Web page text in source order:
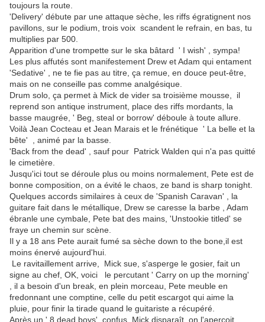
toujours la route.
'Delivery' débute par une attaque sèche, les riffs égratignent nos
pavillons, sur le podium, trois voix scandent le refrain, en bas, tu
multiplies par 500.
Apparition d'une trompette sur le ska bâtard ' I wish' , sympa!
Les plus affutés sont manifestement Drew et Adam qui entament
'Sedative' , ne te fie pas au titre, ça remue, en douce peut-être,
mais on ne conseille pas comme analgésique.
Drum solo, ça permet à Mick de vider sa troisième mousse, il
reprend son antique instrument, place des riffs mordants, la
basse maugrée, ' Beg, steal or borrow' déboule à toute allure.
Voilà Jean Cocteau et Jean Marais et le frénétique ' La belle et la
bête' , animé par la basse.
'Back from the dead' , sauf pour Patrick Walden qui n'a pas quitté
le cimetière.
Jusqu'ici tout se déroule plus ou moins normalement, Pete est de
bonne composition, on a évité le chaos, ze band is sharp tonight.
Quelques accords similaires à ceux de 'Spanish Caravan' , la
guitare fait dans le métallique, Drew se caresse la barbe , Adam
ébranle une cymbale, Pete bat des mains, 'Unstookie titled' se
fraye un chemin sur scène.
Il y a 18 ans Pete aurait fumé sa sèche down to the bone,il est
moins énervé aujourd'hui.
Le ravitaillement arrive, Mick sue, s'asperge le gosier, fait un
signe au chef, OK, voici le percutant ' Carry on up the morning'
, il a besoin d'un break, en plein morceau, Pete meuble en
fredonnant une comptine, celle du petit escargot qui aime la
pluie, pour finir la tirade quand le guitariste a récupéré.
Après un ' 8 dead boys' confus, Mick disparaît, on l'aperçoit